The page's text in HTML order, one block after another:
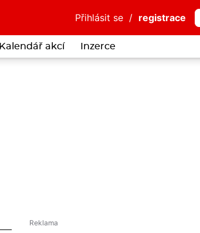
Přihlásit se / registrace
Kalendář akcí Inzerce